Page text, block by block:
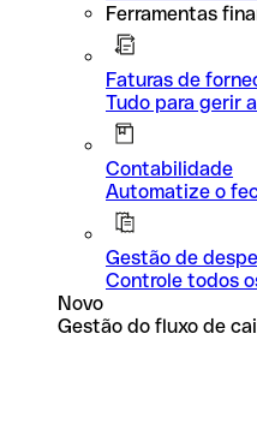
Ferramentas
Faturas de
Tudo para gerir
Contabilidade
Automatize o
Gestão de
Controle todos
Novo
Gestão do fluxo de